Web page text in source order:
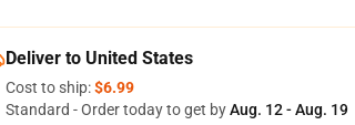
Deliver to United States
Cost to ship:$6.99
Standard - Order today to get byAug. 12 - Aug. 19